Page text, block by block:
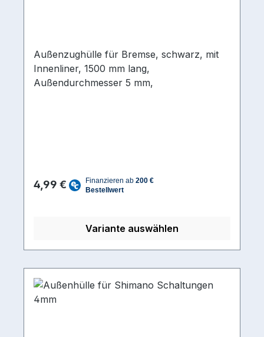
Außenzughülle für Bremse, schwarz, mit
Innenliner, 1500 mm lang,
Außendurchmesser 5 mm,
4,99 €
Variante auswählen